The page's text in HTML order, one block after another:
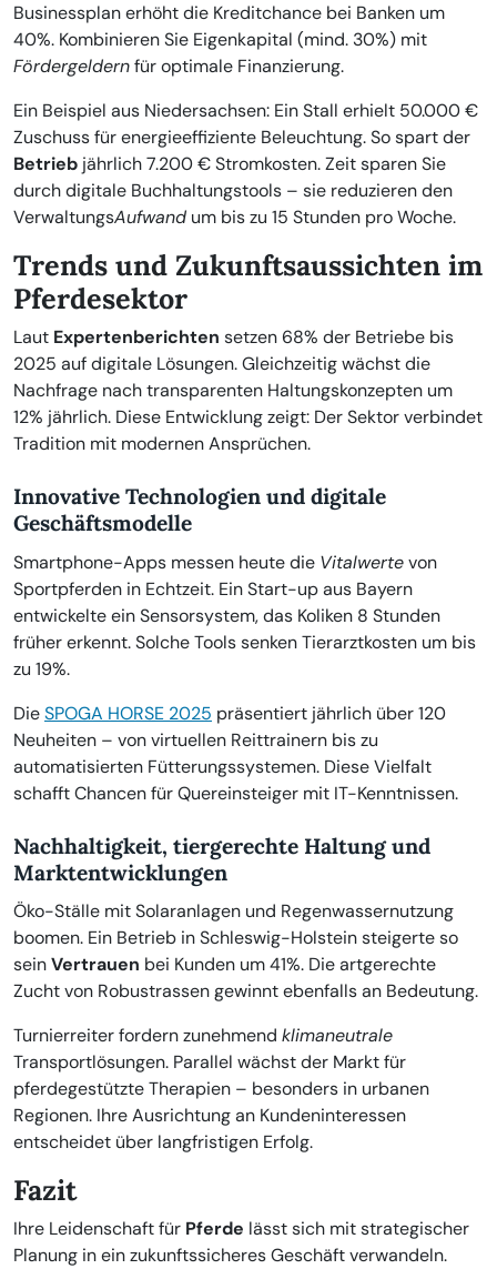
Businessplan erhöht die Kreditchance bei Banken um
40%. Kombinieren Sie Eigenkapital (mind. 30%) mit
Fördergeldernfür optimale Finanzierung.
Ein Beispiel aus Niedersachsen: Ein Stall erhielt 50.000 €
Zuschuss für energieeffiziente Beleuchtung. So spart der
Betrieb jährlich 7.200 € Stromkosten. Zeit sparen Sie
durch digitale Buchhaltungstools – sie reduzieren den
VerwaltungsAufwand um bis zu 15 Stunden pro Woche.
Trends und Zukunftsaussichten im
Pferdesektor
Laut Expertenberichten setzen 68% der Betriebe bis
2025 auf digitale Lösungen. Gleichzeitig wächst die
Nachfrage nach transparenten Haltungskonzepten um
12% jährlich. Diese Entwicklung zeigt: Der Sektor verbindet
Tradition mit modernen Ansprüchen.
Innovative Technologien und digitale
Geschäftsmodelle
Smartphone-Apps messen heute die Vitalwertevon
Sportpferden in Echtzeit. Ein Start-up aus Bayern
entwickelte ein Sensorsystem, das Koliken 8 Stunden
früher erkennt. Solche Tools senken Tierarztkosten um bis
zu 19%.
DieSPOGA HORSE 2025 präsentiert jährlich über 120
Neuheiten – von virtuellen Reittrainern bis zu
automatisierten Fütterungssystemen. Diese Vielfalt
schafft Chancen für Quereinsteiger mit IT-Kenntnissen.
Nachhaltigkeit, tiergerechte Haltung und
Marktentwicklungen
Öko-Ställe mit Solaranlagen und Regenwassernutzung
boomen. Ein Betrieb in Schleswig-Holstein steigerte so
seinVertrauen bei Kunden um 41%. Die artgerechte
Zucht von Robustrassen gewinnt ebenfalls an Bedeutung.
Turnierreiter fordern zunehmend klimaneutrale
Transportlösungen. Parallel wächst der Markt für
pferdegestützte Therapien – besonders in urbanen
Regionen. Ihre Ausrichtung an Kundeninteressen
entscheidet über langfristigen Erfolg.
Fazit
Ihre Leidenschaft für Pferde lässt sich mit strategischer
Planung in ein zukunftssicheres Geschäft verwandeln.